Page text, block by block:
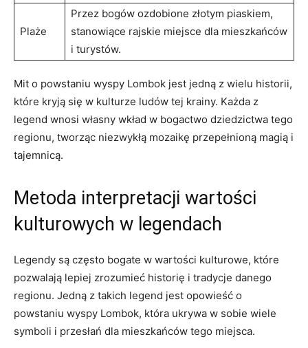
Plaże
Przez bogów ozdobione złotym piaskiem,
stanowiące rajskie miejsce dla mieszkańców⁣
i turystów.
Mit o powstaniu wyspy Lombok jest jedną z wielu historii,
​które kryją się w⁣ kulturze ludów tej krainy.‍ Każda⁣ z
legend wnosi⁢ własny wkład w bogactwo‍ dziedzictwa tego
regionu, tworząc niezwykłą mozaikę przepełnioną magią i
tajemnicą.
Metoda ⁢interpretacji ⁤wartości
kulturowych w legendach
Legendy są często‍ bogate ⁤w wartości ‌kulturowe, które
pozwalają ​lepiej⁤ zrozumieć historię​ i tradycje danego
regionu. Jedną z takich legend jest opowieść‍ o
powstaniu wyspy⁣ Lombok, która ukrywa w sobie wiele
symboli i przesłań dla mieszkańców tego miejsca.